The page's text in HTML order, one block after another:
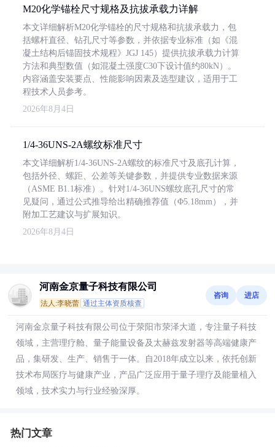
M20化学锚栓尺寸规格及抗拔承载力详解
本文详细解析M20化学锚栓的尺寸规格和抗拔承载力，包
括螺杆直径、钻孔尺寸等参数，并依据专业标准（如《混
凝土结构后锚固技术规程》JGJ 145）提供抗拔承载力计算
方法和典型数值（如混凝土强度C30下设计值约80kN）。
内容涵盖安装要点、性能影响因素及选型建议，适用于工
程技术人员参考。
2026年8月4日
1/4-36UNS-2A螺纹标准尺寸
本文详细解析1/4-36UNS-2A螺纹的标准尺寸及底孔计算，
包括外径、螺距、公差等关键参数，并提供专业数据来源
（ASME B1.1标准）。针对1/4-36UNS螺纹底孔尺寸的常
见疑问，通过公式推导给出精确推荐值（Φ5.18mm），并
附加工艺建议与扩展知识。
2026年8月4日
河南金京量子科技有限公司
法人:李晓蕾 通过主体资质核查
咨询 进店
河南金京量子科技有限公司位于荥阳市荥泽大道，专注量子科技
领域，主营理疗舱、量子能量设备及太赫兹发射器等高端健康产
品，集研发、生产、销售于一体。自2018年成立以来，依托创新
技术布局医疗与健康产业，产品广泛应用于量子理疗及能量植入
领域，技术实力与行业经验深厚。
热门文章